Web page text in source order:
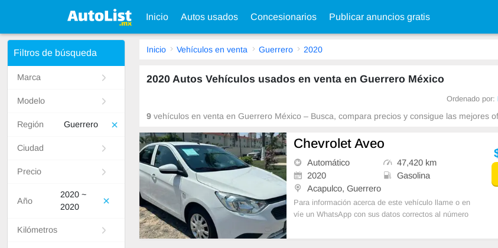
Inicio Autos usados Concesionarios Publicar anuncios gratis
Filtros de búsqueda
Marca
Modelo
Región Guerrero
Ciudad
Precio
Año
2020 ~
2020
Kilómetros
Inicio Vehículos en venta Guerrero 2020
2020 Autos Vehículos usados en venta en Guerrero México
Ordenado por:
9 vehículos en venta en Guerrero México – Busca, compara precios y consigue las mejores
Chevrolet Aveo
Automático
47,420 km
2020
Gasolina
Acapulco, Guerrero
Para información acerca de este vehículo llame o en
víe un WhatsApp con sus datos correctos al número